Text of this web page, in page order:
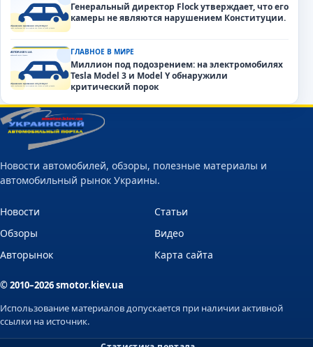
Генеральный директор Flock утверждает, что его
камеры не являются нарушением Конституции.
ГЛАВНОЕ В МИРЕ
Миллион под подозрением: на электромобилях
Tesla Model 3 и Model Y обнаружили
критический порок
Новости автомобилей, обзоры, полезные материалы и
автомобильный рынок Украины.
Новости
Статьи
Обзоры
Видео
Авторынок
Карта сайта
© 2010–2026 smotor.kiev.ua
Использование материалов допускается при наличии активной
ссылки на источник.